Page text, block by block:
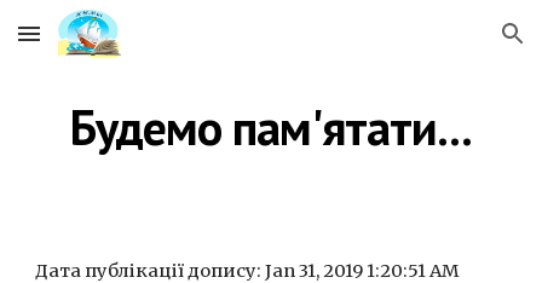
Skip to main content Skip to navigation
Будемо пам'ятати...
Дата публікації допису: Jan 31, 2019 1:20:51 AM